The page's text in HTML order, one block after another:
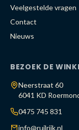
Veelgestelde vragen
Contact
Nieuws
BEZOEK DE
Neerstraat 60
6041 KD
0475 745 831
info@ruilrijk.nl